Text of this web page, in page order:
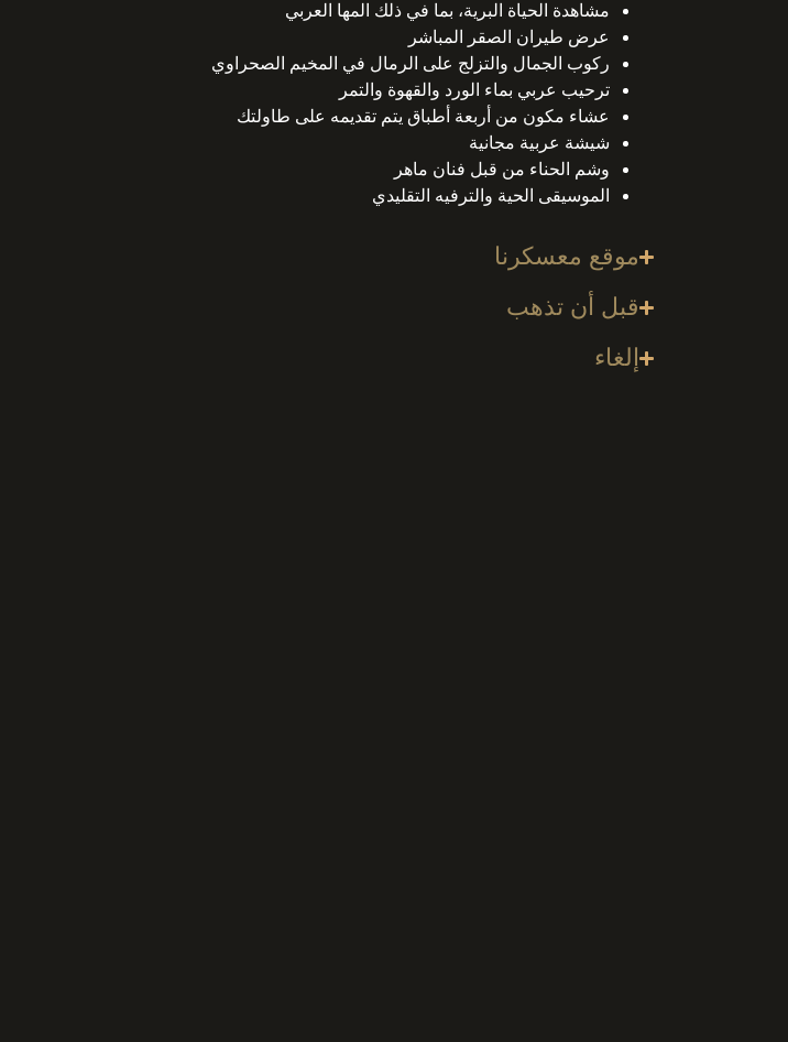
مشاهدة الحياة البرية، بما في ذلك المها العربي
عرض طيران الصقر المباشر
ركوب الجمال والتزلج على الرمال في المخيم الصحراوي
ترحيب عربي بماء الورد والقهوة والتمر
عشاء مكون من أربعة أطباق يتم تقديمه على طاولتك
شيشة عربية مجانية
وشم الحناء من قبل فنان ماهر
الموسيقى الحية والترفيه التقليدي
موقع معسكرنا
قبل أن تذهب
إلغاء